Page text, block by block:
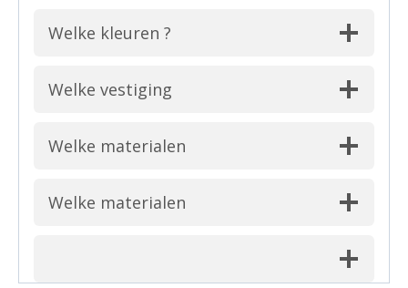
Welke kleuren ?
Welke vestiging
Welke materialen
Welke materialen